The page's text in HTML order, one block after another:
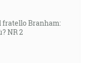
fratello Branham:
NR 2